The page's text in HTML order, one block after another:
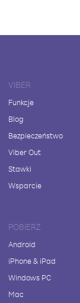
VIBER
Funkcje
Blog
Bezpieczeństwo
Viber Out
Stawki
Wsparcie
POBIERZ
Android
iPhone & iPad
Windows PC
Mac